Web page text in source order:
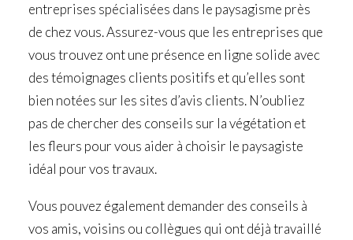
entreprises spécialisées dans le paysagisme près
de chez vous. Assurez-vous que les entreprises que
vous trouvez ont une présence en ligne solide avec
des témoignages clients positifs et qu’elles sont
bien notées sur les sites d’avis clients. N’oubliez
pas de chercher des conseils sur la végétation et
les fleurs pour vous aider à choisir le paysagiste
idéal pour vos travaux.
Vous pouvez également demander des conseils à
vos amis, voisins ou collègues qui ont déjà travaillé